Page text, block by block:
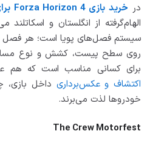
در خرید بازی Forza Horizon 4 برای PC
الهام‌گرفته از انگلستان و
سیستم فصل‌های پویا است؛ هر فصل
روی سطح پیست، کشش و نوع
برای کسانی مناسب است که هم
اکتشاف و عکس‌برداری داخل
خودروها لذت می‌برند.
The Crew Motorfest